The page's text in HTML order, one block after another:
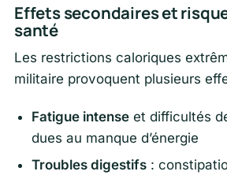
Effets secondaires et
santé
Les restrictions caloriques
militaire provoquent plusieurs
Fatigue intense et difficultés
dues au manque d’énergie
Troubles digestifs :